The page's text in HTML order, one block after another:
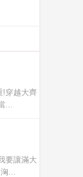
!穿越大齊
...
要讓滿大
...